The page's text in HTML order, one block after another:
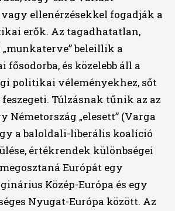
ellenérzésekkel fogadják a
erők. Az tagadhatatlan,
beleillik a
fősodorba, és közelebb áll a
politikai véleményekhez, sőt
Túlzásnak tűnik az az
Németország „elesett” (Varga
a baloldali-liberális koalíció
értékrendek különbségei
Európát egy
Közép-Európa és egy
Nyugat-Európa között. Az